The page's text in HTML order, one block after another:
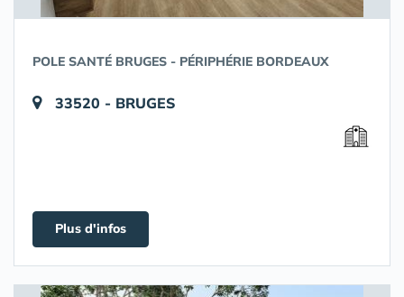
POLE SANTÉ BRUGES - PÉRIPHÉRIE BORDEAUX
33520 - BRUGES
Plus d'infos